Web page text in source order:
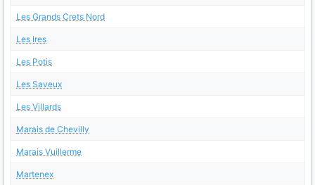
Les Grands Crets Nord
Les Ires
Les Potis
Les Saveux
Les Villards
Marais de Chevilly
Marais Vuillerme
Martenex